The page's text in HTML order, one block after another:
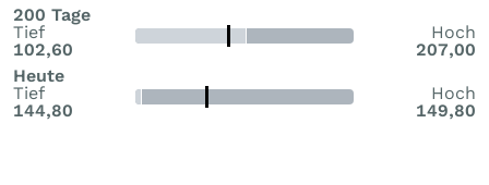
200 Tage
Tief
102,60
Hoch
207,00
Heute
Tief
144,80
Hoch
149,80